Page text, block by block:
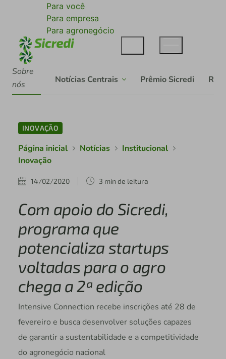
Para você
Para empresa
Para agronegócio
Sobre
nós
Notícias Centrais Prêmio Sicredi
INOVAÇÃO
Página inicial Notícias
Institucional
Inovação
14/02/2020 3 min de leitura
Com apoio do Sicredi,
programa que
potencializa startups
voltadas para o agro
chega a 2ª edição
Intensive Connection recebe inscrições até 28 de
fevereiro e busca desenvolver soluções capazes
de garantir a sustentabilidade e a competitividade
do agronegócio nacional